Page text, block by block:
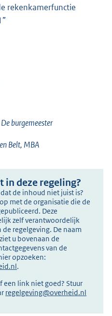
rekenkamerfunctie
burgemeester
Belt, MBA
in deze regeling?
de inhoud niet juist is?
met de organisatie die de
Deze
zelf verantwoordelijk
regelgeving. De naam
u bovenaan de
van de
opzoeken:
.
een link niet goed? Stuur
regelgeving@overheid.nl